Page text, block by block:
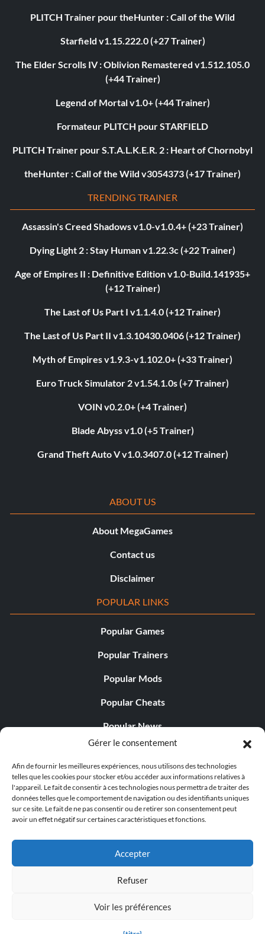
Gérer le consentement
Afin de fournir les meilleures expériences, nous utilisons des technologies
telles que les cookies pour stocker et/ou accéder aux informations relatives à
l'appareil. Le fait de consentir à ces technologies nous permettra de traiter des
données telles que le comportement de navigation ou des identifiants uniques
sur ce site. Le fait de ne pas consentir ou de retirer son consentement peut
avoir un effet négatif sur certaines caractéristiques et fonctions.
Accepter
Refuser
Voir les préférences
PLITCH Trainer pour theHunter : Call of the Wild
Starfield v1.15.222.0 (+27 Trainer)
The Elder Scrolls IV : Oblivion Remastered v1.512.105.0
(+44 Trainer)
Legend of Mortal v1.0+ (+44 Trainer)
Formateur PLITCH pour STARFIELD
PLITCH Trainer pour S.T.A.L.K.E.R. 2 : Heart of Chornobyl
theHunter : Call of the Wild v3054373 (+17 Trainer)
TRENDING TRAINER
Assassin's Creed Shadows v1.0-v1.0.4+ (+23 Trainer)
Dying Light 2 : Stay Human v1.22.3c (+22 Trainer)
Age of Empires II : Definitive Edition v1.0-Build.141935+
(+12 Trainer)
The Last of Us Part I v1.1.4.0 (+12 Trainer)
The Last of Us Part II v1.3.10430.0406 (+12 Trainer)
Myth of Empires v1.9.3-v1.102.0+ (+33 Trainer)
Euro Truck Simulator 2 v1.54.1.0s (+7 Trainer)
VOIN v0.2.0+ (+4 Trainer)
Blade Abyss v1.0 (+5 Trainer)
Grand Theft Auto V v1.0.3407.0 (+12 Trainer)
ABOUT US
About MegaGames
Contact us
Disclaimer
POPULAR LINKS
Popular Games
Popular Trainers
Popular Mods
Popular Cheats
Popular News
Popular Editorials
Popular Free Games
LATEST UPDATES